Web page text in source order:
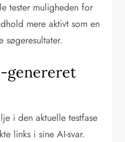
tester muligheden for
mere aktivt som en
søgeresultater.
genereret
i den aktuelle testfase
links i sine AI-svar.